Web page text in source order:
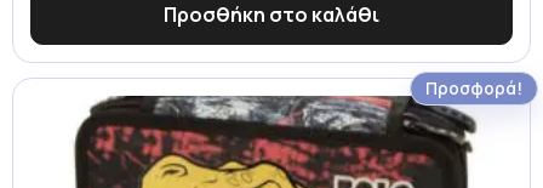
Προσθήκη στο καλάθι
Προσφορά!